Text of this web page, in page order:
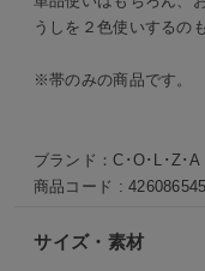
うしを２色使いするの
※帯のみの商品です。
ブランド：C･O･L･Z･A
商品コード :
サイズ・素材